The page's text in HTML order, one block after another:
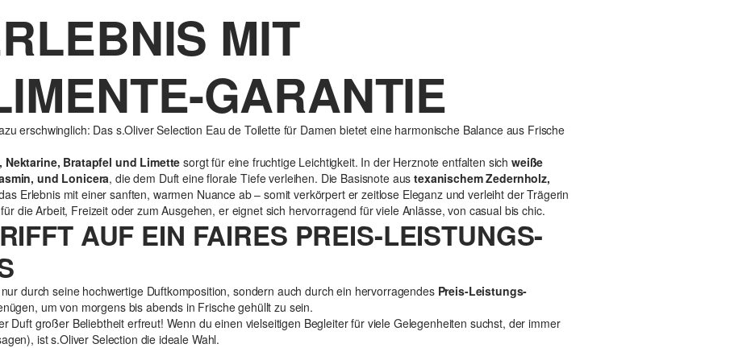
MIT
GARANTIE
erschwinglich: Das s.Oliver Selection Eau de Toilette für Damen bietet eine harmonische Balance aus Frische
Nektarine, Bratapfel und Limette sorgt für eine fruchtige Leichtigkeit. In der Herznote entfalten sichweiße
und Lonicera, die dem Duft eine florale Tiefe verleihen. Die Basisnote austexanischem Zedernholz,
Erlebnis mit einer sanften, warmen Nuance ab – somit verkörpert er zeitlose Eleganz und verleiht der Trägerin
die Arbeit, Freizeit oder zum Ausgehen, er eignet sich hervorragend für viele Anlässe, von casual bis chic.
AUF EIN FAIRES PREIS-LEISTUNGS-
durch seine hochwertige Duftkomposition, sondern auch durch ein hervorragendes Preis-Leistungs-
um von morgens bis abends in Frische gehüllt zu sein.
Duft großer Beliebtheit erfreut! Wenn du einen vielseitigen Begleiter für viele Gelegenheiten suchst, der immer
ist s.Oliver Selection die ideale Wahl.